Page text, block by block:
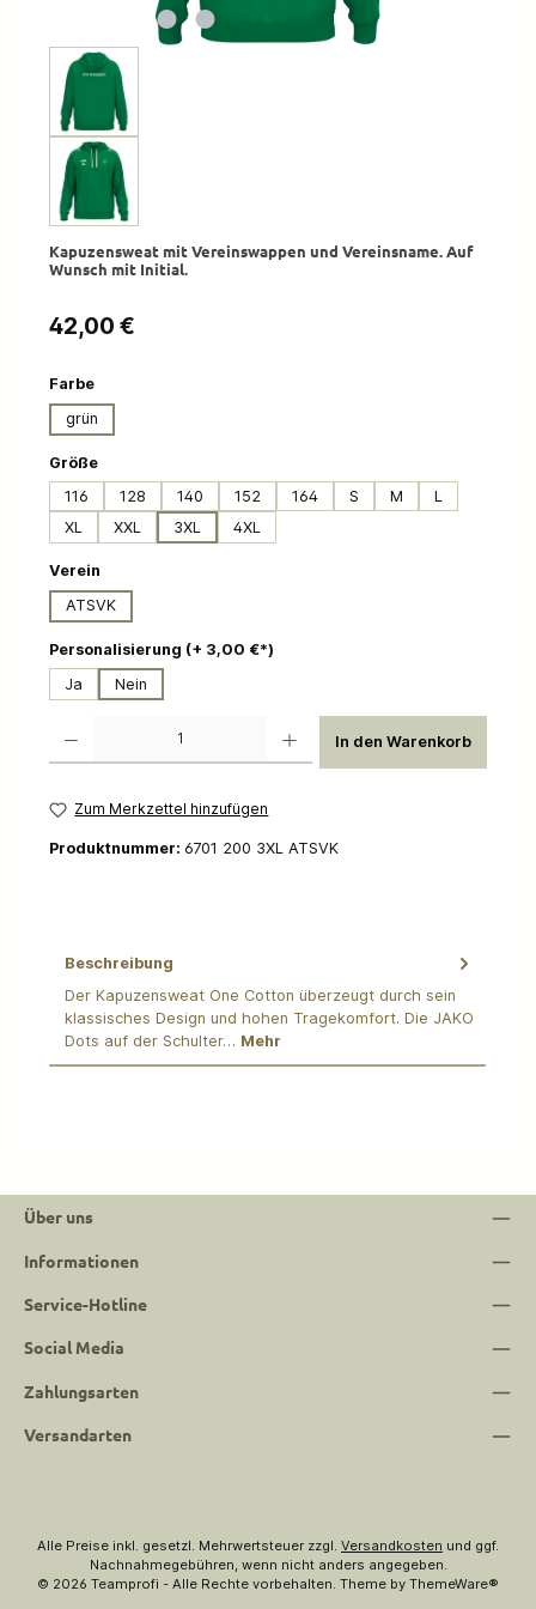
Kapuzensweat mit Vereinswappen und Vereinsname. Auf
Wunsch mit Initial.
Regulärer Preis:
42,00 €
Farbeauswählen
grün
Größeauswählen
116
128 140 152 164 S M
L
XL
XXL 3XL 4XL
Verein
ATSVK
Personalisierung (+ 3,00 €*)
Ja
Nein
In den Warenkorb
Zum Merkzettel hinzufügen
Produktnummer: 6701 200 3XL ATSVK
Beschreibung
Der Kapuzensweat One Cotton überzeugt durch sein
klassisches Design und hohen Tragekomfort. Die JAKO
Dots auf der Schulter… Mehr
Über uns
Informationen
Service-Hotline
Social Media
Zahlungsarten
Versandarten
Alle Preise inkl. gesetzl. Mehrwertsteuer zzgl. Versandkosten und ggf.
Nachnahmegebühren, wenn nicht anders angegeben.
© 2026 Teamprofi - Alle Rechte vorbehalten. Theme by ThemeWare®